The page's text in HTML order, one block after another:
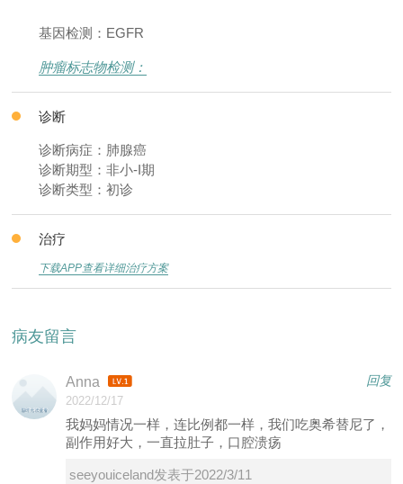
基因检测：EGFR
肿瘤标志物检测：
诊断
诊断病症：肺腺癌
诊断期型：非小-I期
诊断类型：初诊
治疗
下载APP查看详细治疗方案
病友留言
回复
Anna
2022/12/17
我妈妈情况一样，连比例都一样，我们吃奥希替尼了，
副作用好大，一直拉肚子，口腔溃疡
seeyouiceland发表于2022/3/11